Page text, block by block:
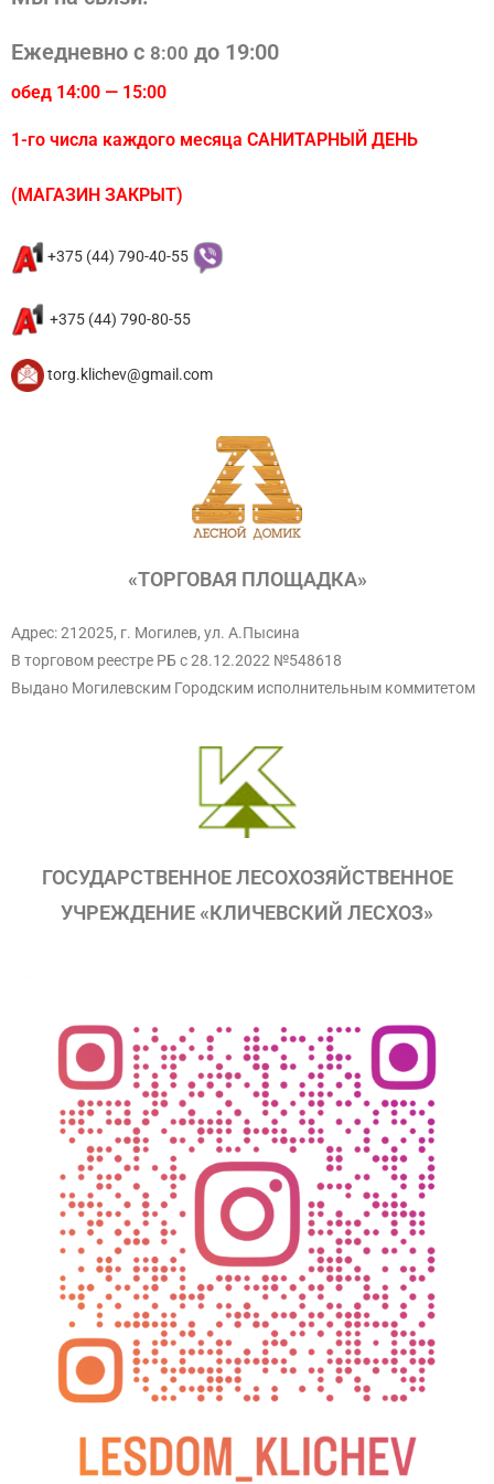
Ежедневно с 8:00 до 19:00
обед 14:00 — 15:00
1-го числа каждого месяца САНИТАРНЫЙ ДЕНЬ
(МАГАЗИН ЗАКРЫТ)
+375 (44) 790-40-55
+375 (44) 790-80-55
torg.klichev@gmail.com
«ТОРГОВАЯ ПЛОЩАДКА»
Адрес: 212025, г. Могилев, ул. А.Пысина
В торговом реестре РБ с 28.12.2022 №548618
Выдано Могилевским Городским исполнительным коммитетом
ГОСУДАРСТВЕННОЕ ЛЕСОХОЗЯЙСТВЕННОЕ
УЧРЕЖДЕНИЕ «КЛИЧЕВСКИЙ ЛЕСХОЗ»